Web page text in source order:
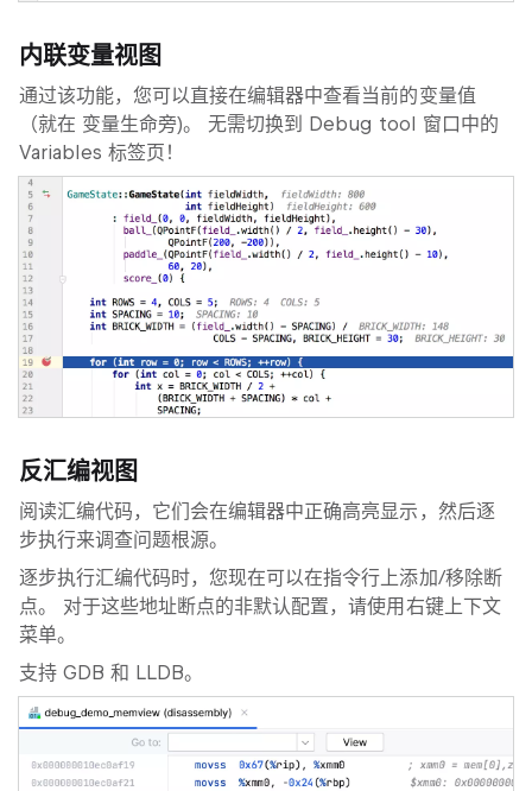
内联变量视图
通过该功能，您可以直接在编辑器中查看当前的变量值
（就在 变量生命旁)。 无需切换到 Debug tool 窗口中的
Variables 标签页！
反汇编视图
阅读汇编代码，它们会在编辑器中正确高亮显示，然后逐
步执行来调查问题根源。
逐步执行汇编代码时，您现在可以在指令行上添加/移除断
点。 对于这些地址断点的非默认配置，请使用右键上下文
菜单。
支持 GDB 和 LLDB。